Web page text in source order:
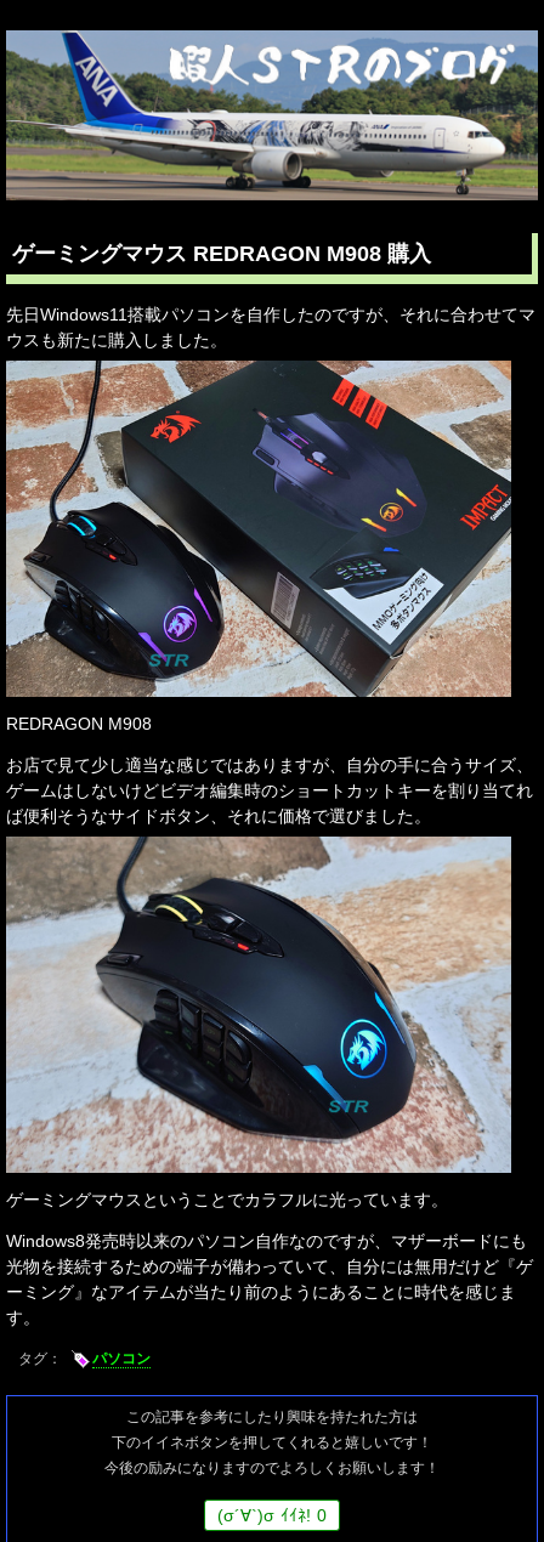
ゲーミングマウス REDRAGON M908 購入
先日Windows11搭載パソコンを自作したのですが、それに合わせてマ
ウスも新たに購入しました。
REDRAGON M908
お店で見て少し適当な感じではありますが、自分の手に合うサイズ、
ゲームはしないけどビデオ編集時のショートカットキーを割り当てれ
ば便利そうなサイドボタン、それに価格で選びました。
ゲーミングマウスということでカラフルに光っています。
Windows8発売時以来のパソコン自作なのですが、マザーボードにも
光物を接続するための端子が備わっていて、自分には無用だけど『ゲ
ーミング』なアイテムが当たり前のようにあることに時代を感じま
す。
タグ： パソコン
この記事を参考にしたり興味を持たれた方は
下のイイネボタンを押してくれると嬉しいです！
今後の励みになりますのでよろしくお願いします！
(σ´∀`)σ ｲｲﾈ! 0